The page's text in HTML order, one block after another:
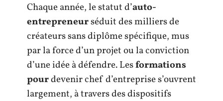
Chaque année, le statut d’auto-
entrepreneurséduit des milliers de
créateurs sans diplôme spécifique, mus
par la force d’un projet ou la conviction
d’une idée à défendre. Lesformations
pourdevenir chef d’entreprise s’ouvrent
largement, à travers des dispositifs